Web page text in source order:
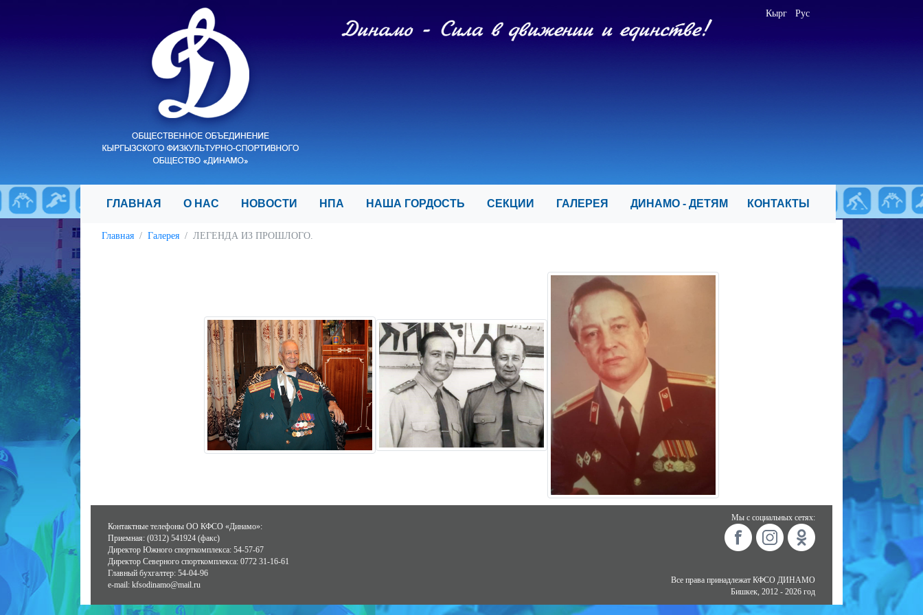
Кырг Рус
ГЛАВНАЯ О НАС НОВОСТИ НПА НАША ГОРДОСТЬ СЕКЦИИ ГАЛЕРЕЯ ДИНАМО - ДЕТЯМ КОНТАКТЫ
Главная Галерея ЛЕГЕНДА ИЗ ПРОШЛОГО.
Контактные телефоны ОО КФСО «Динамо»:
Приемная: (0312) 541924 (факс)
Директор Южного спорткомплекса: 54-57-67
Директор Северного спорткомплекса: 0772 31-16-61
Главный бухгалтер: 54-04-96
e-mail: kfsodinamo@mail.ru
Мы с социальных сетях:
Все права принадлежат КФСО ДИНАМО
Бишкек, 2012 - 2026 год